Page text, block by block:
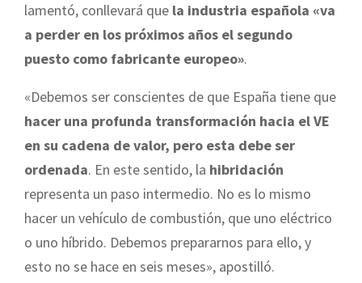
lamentó, conllevará que la industria española «va
a perder en los próximos años el segundo
puesto como fabricante europeo».
«Debemos ser conscientes de que España tiene que
hacer una profunda transformación hacia el VE
en su cadena de valor, pero esta debe ser
ordenada. En este sentido, la hibridación
representa un paso intermedio. No es lo mismo
hacer un vehículo de combustión, que uno eléctrico
o uno híbrido. Debemos prepararnos para ello, y
esto no se hace en seis meses», apostilló.